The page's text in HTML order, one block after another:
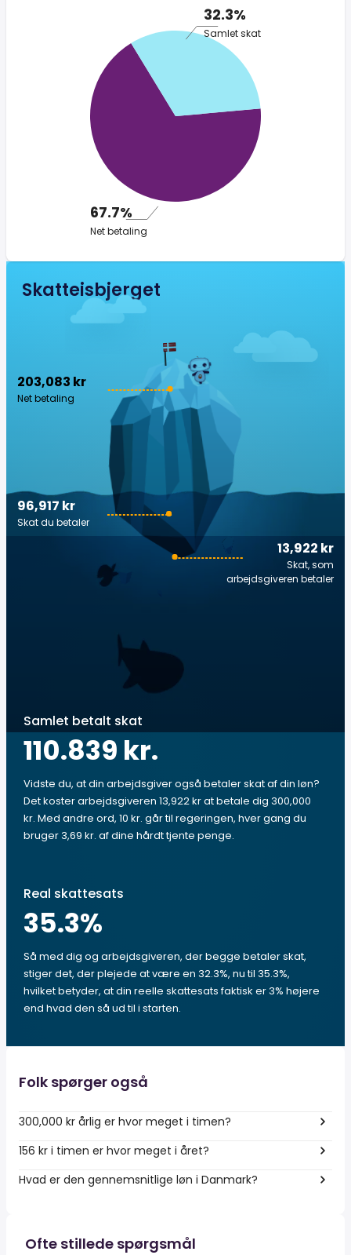
32.3%
Samlet skat
67.7%
Net betaling
Skatteisbjerget
203,083 kr
Net betaling
13,922 kr
Skat, som
arbejdsgiveren betaler
96,917 kr
Skat du betaler
Samlet betalt skat
110.839 kr.
Vidste du, at din arbejdsgiver også betaler skat af din løn?
Det koster arbejdsgiveren 13,922 kr at betale dig 300,000
kr. Med andre ord, 10 kr. går til regeringen, hver gang du
bruger 3,69 kr. af dine hårdt tjente penge.
Real skattesats
35.3%
Så med dig og arbejdsgiveren, der begge betaler skat,
stiger det, der plejede at være en 32.3%, nu til 35.3%,
hvilket betyder, at din reelle skattesats faktisk er 3% højere
end hvad den så ud til i starten.
Folk spørger også
300,000 kr årlig er hvor meget i timen?
156 kr i timen er hvor meget i året?
Hvad er den gennemsnitlige løn i Danmark?
Ofte stillede spørgsmål